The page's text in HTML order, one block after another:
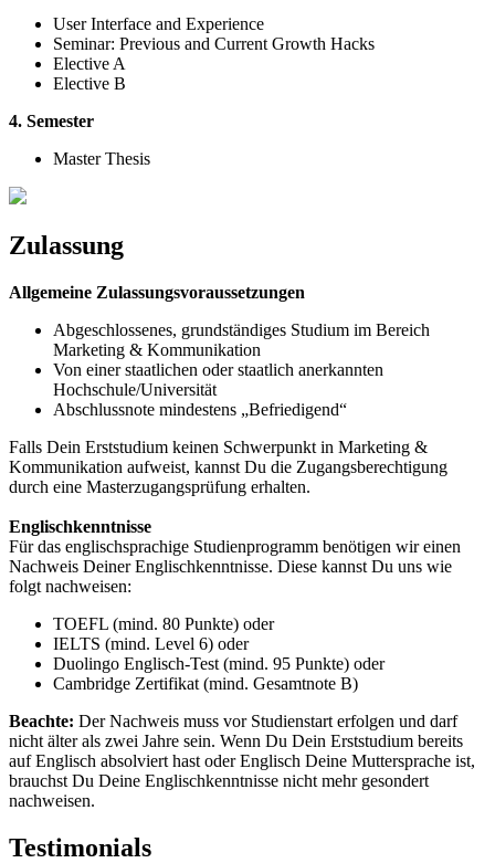
User Interface and Experience
Seminar: Previous and Current Growth Hacks
Elective A
Elective B
4. Semester
Master Thesis
Zulassung
Allgemeine Zulassungsvoraussetzungen
Abgeschlossenes, grundständiges Studium im Bereich
Marketing & Kommunikation
Von einer staatlichen oder staatlich anerkannten
Hochschule/Universität
Abschlussnote mindestens „Befriedigend“
Falls Dein Erststudium keinen Schwerpunkt in Marketing &
Kommunikation aufweist, kannst Du die Zugangsberechtigung
durch eine Masterzugangsprüfung erhalten.
Englischkenntnisse
Für das englischsprachige Studienprogramm benötigen wir einen
Nachweis Deiner Englischkenntnisse. Diese kannst Du uns wie
folgt nachweisen:
TOEFL (mind. 80 Punkte) oder
IELTS (mind. Level 6) oder
Duolingo Englisch-Test (mind. 95 Punkte) oder
Cambridge Zertifikat (mind. Gesamtnote B)
Beachte: Der Nachweis muss vor Studienstart erfolgen und darf
nicht älter als zwei Jahre sein. Wenn Du Dein Erststudium bereits
auf Englisch absolviert hast oder Englisch Deine Muttersprache ist,
brauchst Du Deine Englischkenntnisse nicht mehr gesondert
nachweisen.
Testimonials